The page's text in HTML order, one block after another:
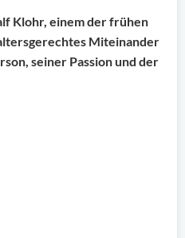
Klohr, einem der frühen
Miteinander
seiner Passion und der